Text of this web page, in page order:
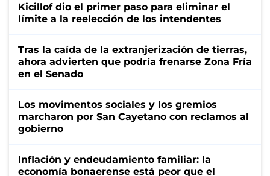
Kicillof dio el primer paso para eliminar el
límite a la reelección de los intendentes
Tras la caída de la extranjerización de tierras,
ahora advierten que podría frenarse Zona Fría
en el Senado
Los movimentos sociales y los gremios
marcharon por San Cayetano con reclamos al
gobierno
Inflación y endeudamiento familiar: la
economía bonaerense está peor que el